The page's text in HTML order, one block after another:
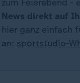
zum Feierabend -
News direkt auf
hier ganz einfach
an: sportstudio-